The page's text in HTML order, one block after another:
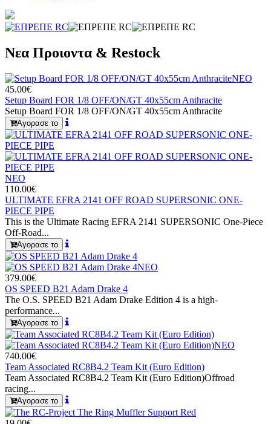
Νεα Προιοντα & Restock
ΝΕΟ
45.00€
Setup Board FOR 1/8 OFF/ON/GT 40x55cm Anthracite
Setup Board FOR 1/8 OFF/ON/GT 40x55cm Anthracite
Αγορασε το
ΝΕΟ
110.00€
ULTIMATE EFRA 2141 OFF ROAD SUPERSONIC ONE-
PIECE PIPE
This is the Ultimate Racing EFRA 2141 SUPERSONIC One-Piece
Off-Road...
Αγορασε το
ΝΕΟ
379.00€
OS SPEED B21 Adam Drake 4
The O.S. SPEED B21 Adam Drake Edition 4 is a high-
performance...
Αγορασε το
ΝΕΟ
740.00€
Team Associated RC8B4.2 Team Kit (Euro Edition)
Team Associated RC8B4.2 Team Kit (Euro Edition)Offroad
racing...
Αγορασε το